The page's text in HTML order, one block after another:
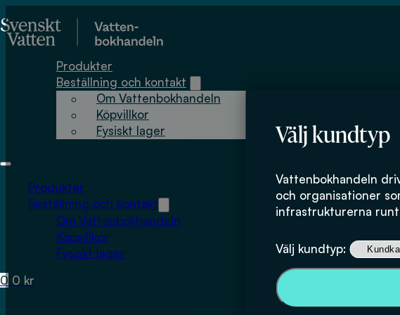
Välj kundtyp
Vattenbokhandeln
och organisationer
infrastrukturerna
Välj kundtyp:
Produkter
Beställning och kontakt
Om Vattenbokhandeln
Köpvillkor
Fysiskt lager
Produkter
Beställning och kontakt
Om Vattenbokhandeln
Köpvillkor
Fysiskt lager
0 0 kr